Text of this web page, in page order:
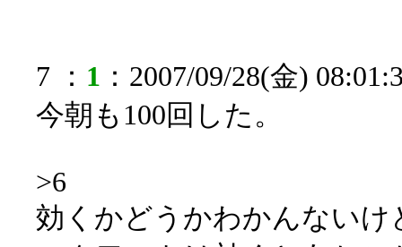
7 ： 1 ：2007/09/28(金)
今朝も100回した。
>6
効くかどうかわかんないけ